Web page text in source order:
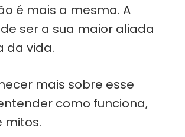
é mais a mesma. A
ser a sua maior aliada
da vida.
mais sobre esse
como funciona,
mitos.